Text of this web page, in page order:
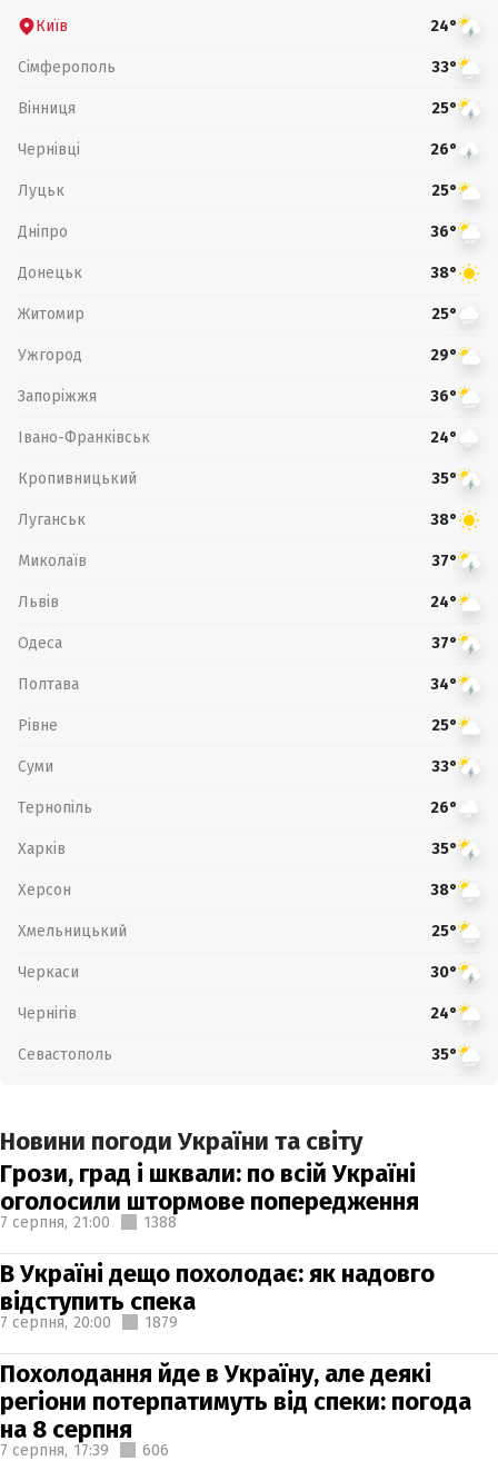
Київ 24°
Сімферополь 33°
Вінниця 25°
Чернівці 26°
Луцьк 25°
Дніпро 36°
Донецьк 38°
Житомир 25°
Ужгород 29°
Запоріжжя 36°
Івано-Франківськ 24°
Кропивницький 35°
Луганськ 38°
Миколаїв 37°
Львів 24°
Одеса 37°
Полтава 34°
Рівне 25°
Суми 33°
Тернопіль 26°
Харків 35°
Херсон 38°
Хмельницький 25°
Черкаси 30°
Чернігів 24°
Севастополь 35°
Новини погоди України та світу
Грози, град і шквали: по всій Україні
оголосили штормове попередження
7 серпня, 21:00 1388
В Україні дещо похолодає: як надовго
відступить спека
7 серпня, 20:00 1879
Похолодання йде в Україну, але деякі
регіони потерпатимуть від спеки: погода
на 8 серпня
7 серпня, 17:39 606